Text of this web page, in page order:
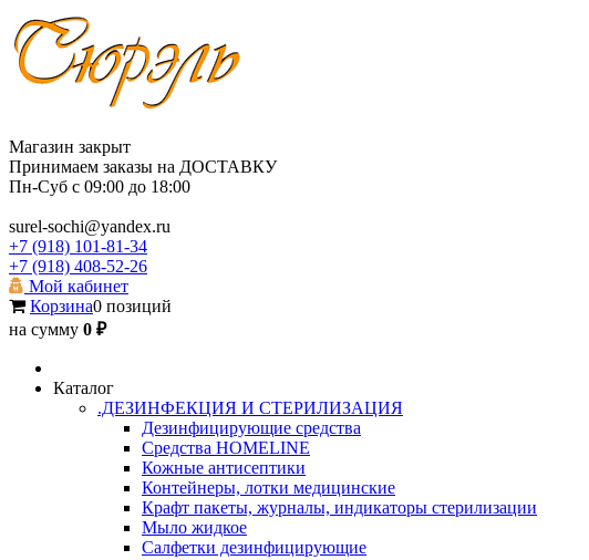
Магазин закрыт
Принимаем заказы на ДОСТАВКУ
Пн-Суб с 09:00 до 18:00
surel-sochi@yandex.ru
+7 (918) 101-81-34
+7 (918) 408-52-26
Мой кабинет
Корзина0 позиций
на сумму 0 ₽
Каталог
.ДЕЗИНФЕКЦИЯ И СТЕРИЛИЗАЦИЯ
Дезинфицирующие средства
Средства HOMELINE
Кожные антисептики
Контейнеры, лотки медицинские
Крафт пакеты, журналы, индикаторы стерилизации
Мыло жидкое
Салфетки дезинфицирующие